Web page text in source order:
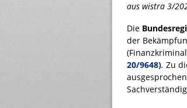
aus wistra 3/
Die
der
20/9648). Zu